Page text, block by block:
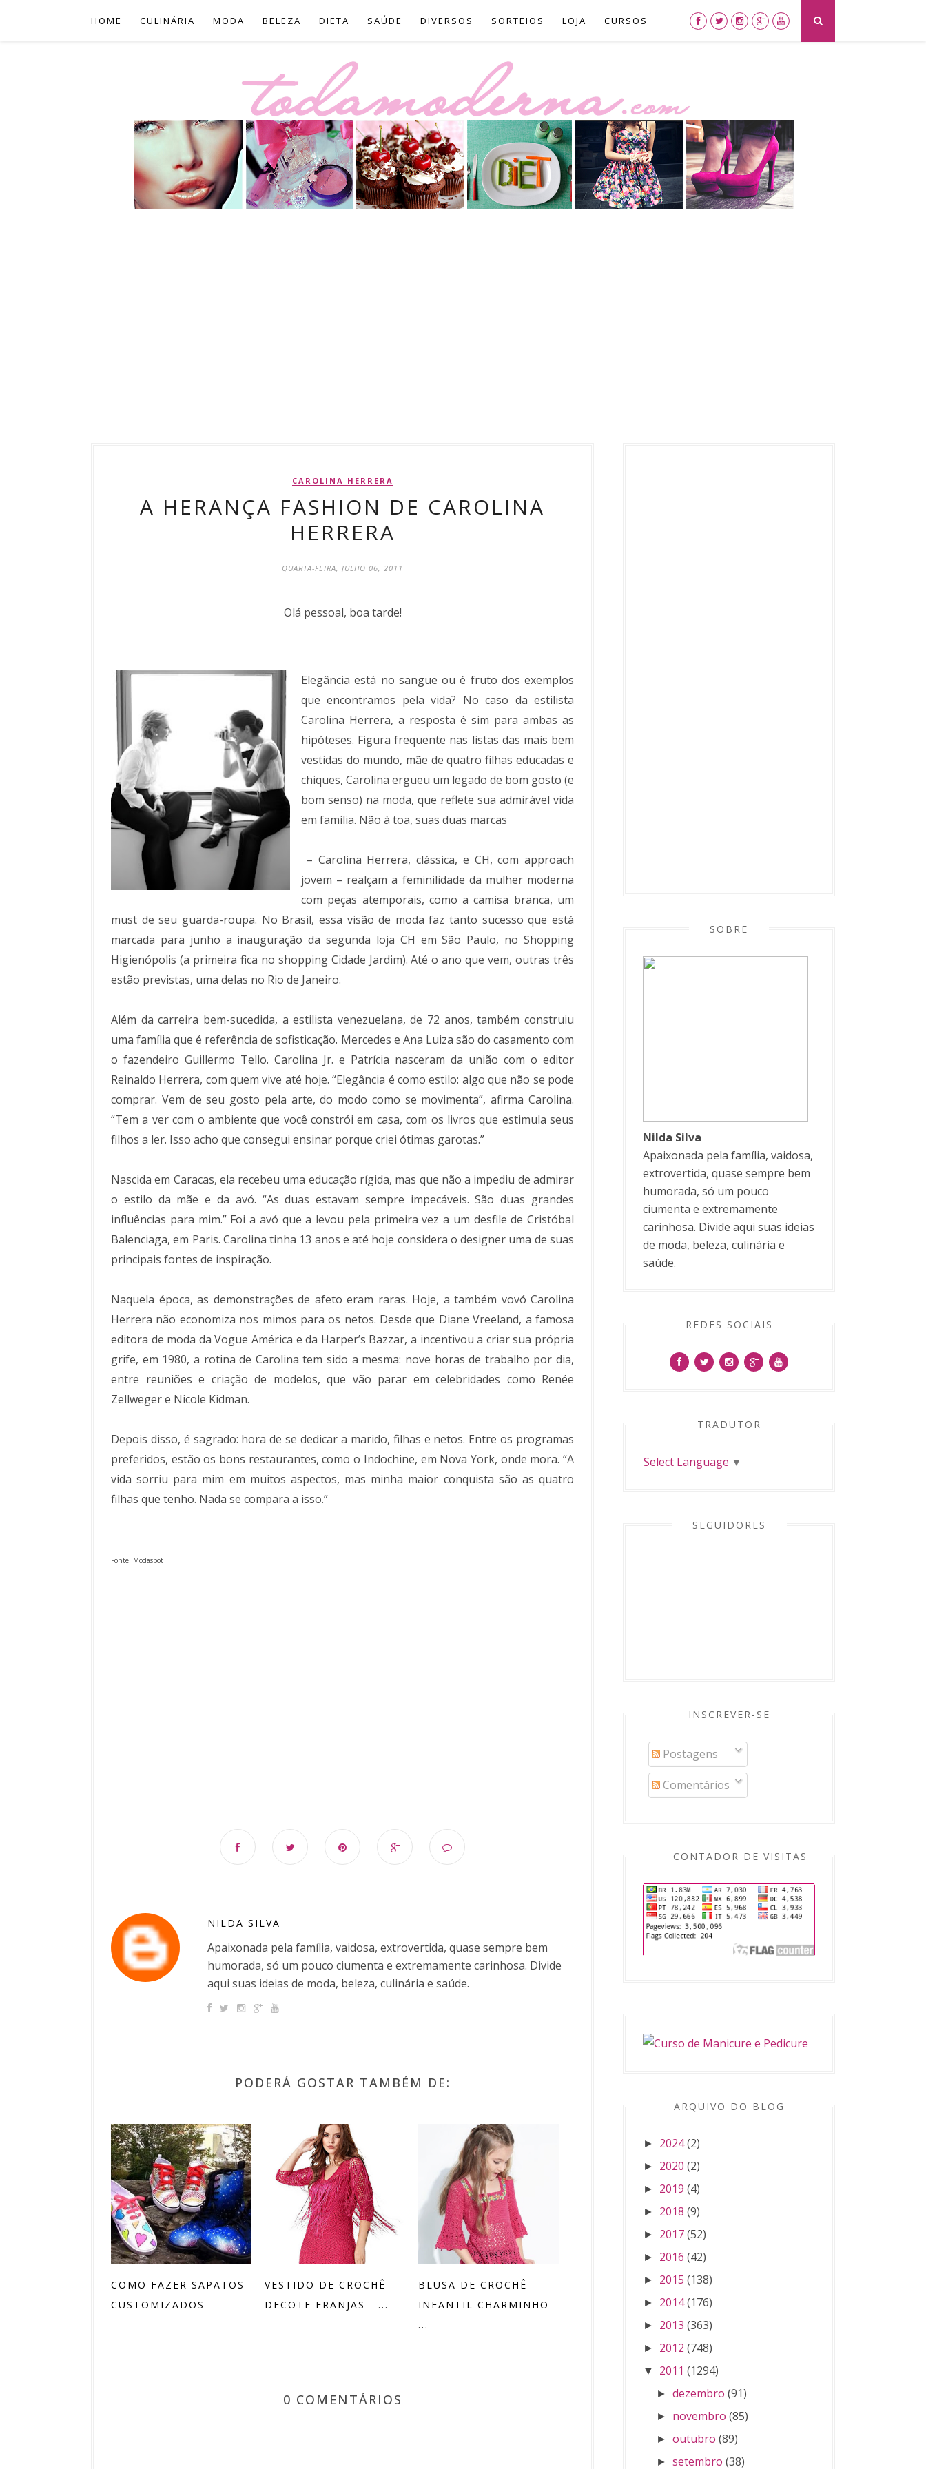
HOME CULINÁRIA MODA BELEZA DIETA SAÚDE DIVERSOS SORTEIOS LOJA CURSOS
CAROLINA HERRERA
A HERANÇA FASHION DE CAROLINA
HERRERA
QUARTA-FEIRA, JULHO 06, 2011
Olá pessoal, boa tarde!
Elegância está no sangue ou é fruto dos exemplos
que encontramos pela vida? No caso da estilista
Carolina Herrera, a resposta é sim para ambas as
hipóteses. Figura frequente nas listas das mais bem
vestidas do mundo, mãe de quatro filhas educadas e
chiques, Carolina ergueu um legado de bom gosto (e
bom senso) na moda, que reflete sua admirável vida
em família. Não à toa, suas duas marcas
– Carolina Herrera, clássica, e CH, com approach
jovem – realçam a feminilidade da mulher moderna
com peças atemporais, como a camisa branca, um
must de seu guarda-roupa. No Brasil, essa visão de moda faz tanto sucesso que está
marcada para junho a inauguração da segunda loja CH em São Paulo, no Shopping
Higienópolis (a primeira fica no shopping Cidade Jardim). Até o ano que vem, outras três
estão previstas, uma delas no Rio de Janeiro.
Além da carreira bem-sucedida, a estilista venezuelana, de 72 anos, também construiu
uma família que é referência de sofisticação. Mercedes e Ana Luiza são do casamento com
o fazendeiro Guillermo Tello. Carolina Jr. e Patrícia nasceram da união com o editor
Reinaldo Herrera, com quem vive até hoje. “Elegância é como estilo: algo que não se pode
comprar. Vem de seu gosto pela arte, do modo como se movimenta”, afirma Carolina.
“Tem a ver com o ambiente que você constrói em casa, com os livros que estimula seus
filhos a ler. Isso acho que consegui ensinar porque criei ótimas garotas.”
Nascida em Caracas, ela recebeu uma educação rígida, mas que não a impediu de admirar
o estilo da mãe e da avó. “As duas estavam sempre impecáveis. São duas grandes
influências para mim.” Foi a avó que a levou pela primeira vez a um desfile de Cristóbal
Balenciaga, em Paris. Carolina tinha 13 anos e até hoje considera o designer uma de suas
principais fontes de inspiração.
Naquela época, as demonstrações de afeto eram raras. Hoje, a também vovó Carolina
Herrera não economiza nos mimos para os netos. Desde que Diane Vreeland, a famosa
editora de moda da Vogue América e da Harper’s Bazzar, a incentivou a criar sua própria
grife, em 1980, a rotina de Carolina tem sido a mesma: nove horas de trabalho por dia,
entre reuniões e criação de modelos, que vão parar em celebridades como Renée
Zellweger e Nicole Kidman.
Depois disso, é sagrado: hora de se dedicar a marido, filhas e netos. Entre os programas
preferidos, estão os bons restaurantes, como o Indochine, em Nova York, onde mora. “A
vida sorriu para mim em muitos aspectos, mas minha maior conquista são as quatro
filhas que tenho. Nada se compara a isso.”
Fonte: Modaspot
NILDA SILVA
Apaixonada pela família, vaidosa, extrovertida, quase sempre bem
humorada, só um pouco ciumenta e extremamente carinhosa. Divide
aqui suas ideias de moda, beleza, culinária e saúde.
PODERÁ GOSTAR TAMBÉM DE:
COMO FAZER SAPATOS
CUSTOMIZADOS
VESTIDO DE CROCHÊ
DECOTE FRANJAS - ...
BLUSA DE CROCHÊ
INFANTIL CHARMINHO
...
0 COMENTÁRIOS
SOBRE
Nilda Silva
Apaixonada pela família, vaidosa,
extrovertida, quase sempre bem
humorada, só um pouco
ciumenta e extremamente
carinhosa. Divide aqui suas ideias
de moda, beleza, culinária e
saúde.
REDES SOCIAIS
TRADUTOR
Select Language ▼
SEGUIDORES
INSCREVER-SE
Postagens
Comentários
CONTADOR DE VISITAS
ARQUIVO DO BLOG
► 2024(2)
► 2020 (2)
► 2019 (4)
► 2018 (9)
► 2017(52)
► 2016 (42)
► 2015 (138)
► 2014(176)
► 2013 (363)
► 2012 (748)
▼ 2011 (1294)
►dezembro (91)
► novembro (85)
►outubro (89)
►setembro (38)